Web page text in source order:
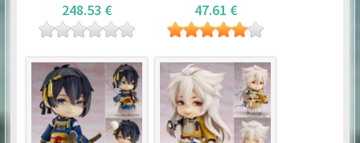
248.53 € 47.61 €